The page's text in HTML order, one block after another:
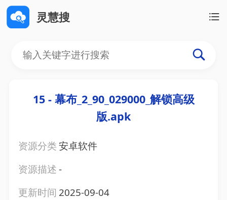
灵慧搜
15 - 幕布_2_90_029000_解锁高级
版.apk
资源分类安卓软件
资源描述-
更新时间 2025-09-04